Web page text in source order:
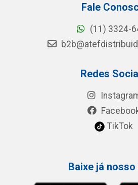
Fale
(11) 3324-
Redes
TikTok
Baixe já nosso